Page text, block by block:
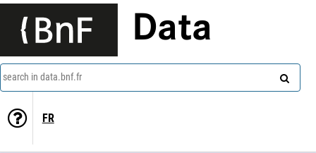
Data
search in data.bnf.fr
FR